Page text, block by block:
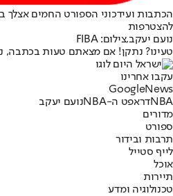
הכתבות ועידכוני הספורט החמים אצלך
להצטרפות
נועם יעקב,צילום: FIBA
טעינו? נתקן! אם מצאתם טעות בכתבה,
עקבו אחרינו
Googl eNews
NBAדראפט ה-NBA
נועם יעקב
מדורים
ספורט
תרבות ובידור
לייף סטייל
אוכל
תיירות
טכנולוגיה ומדע